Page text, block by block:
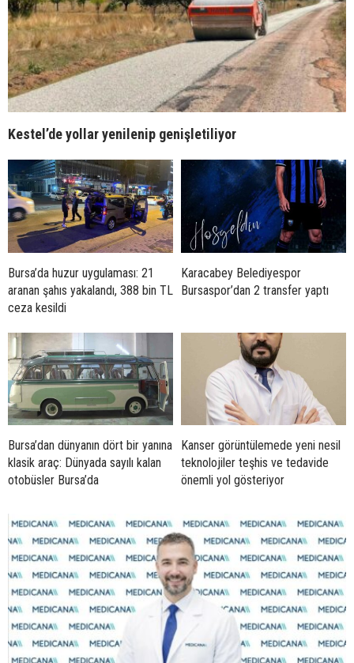
Kestel’de yollar yenilenip genişletiliyor
Bursa’da huzur uygulaması: 21
aranan şahıs yakalandı, 388 bin TL
ceza kesildi
Karacabey Belediyespor
Bursaspor’dan 2 transfer yaptı
Bursa’dan dünyanın dört bir yanına
klasik araç: Dünyada sayılı kalan
otobüsler Bursa’da
Kanser görüntülemede yeni nesil
teknolojiler teşhis ve tedavide
önemli yol gösteriyor